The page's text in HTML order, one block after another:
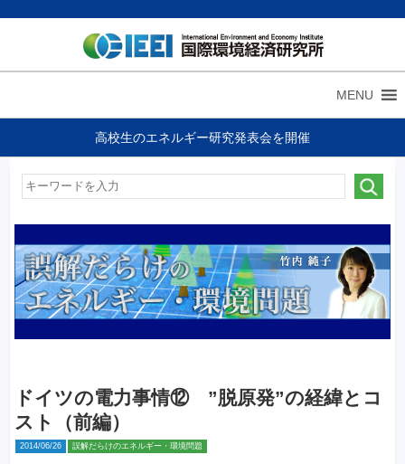
MENU
高校生のエネルギー研究発表会を開催
ドイツの電力事情⑫ ”脱原発”の経緯とコ
スト（前編）
2014/06/26 誤解だらけのエネルギー・環境問題